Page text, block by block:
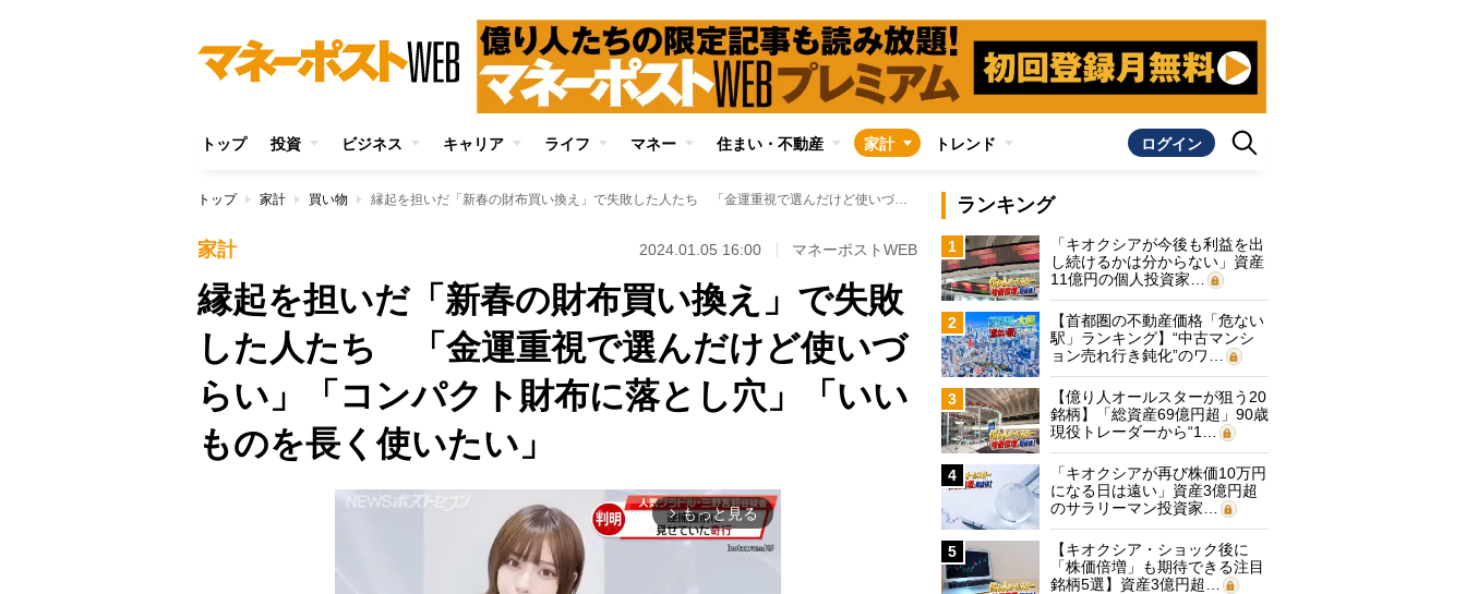
トップ 投資 ビジネス キャリア ライフ マネー 住まい・不動産 家計 トレンド ログイン
トップ 家計 買い物 縁起を担いだ「新春の財布買い換え」で失敗した人たち 「金運重視で選んだけど使いづらい」「コンパクト財布に落とし穴」「いいものを長く使いたい」
家計 2024.01.05 16:00 マネーポストWEB
縁起を担いだ「新春の財布買い換え」で失敗
した人たち 「金運重視で選んだけど使いづ
らい」「コンパクト財布に落とし穴」「いい
ものを長く使いたい」
arrow_forward_ios もっと見る
ランキング
1
「キオクシアが今後も利益を出
し続けるかは分からない」資産
11億円の個人投資家…
2
【首都圏の不動産価格「危ない
駅」ランキング】“中古マンシ
ョン売れ行き鈍化”のワ…
3
【億り人オールスターが狙う20
銘柄】「総資産69億円超」90歳
現役トレーダーから“1…
4
「キオクシアが再び株価10万円
になる日は遠い」資産3億円超
のサラリーマン投資家…
5
【キオクシア・ショック後に
「株価倍増」も期待できる注目
銘柄5選】資産3億円超…